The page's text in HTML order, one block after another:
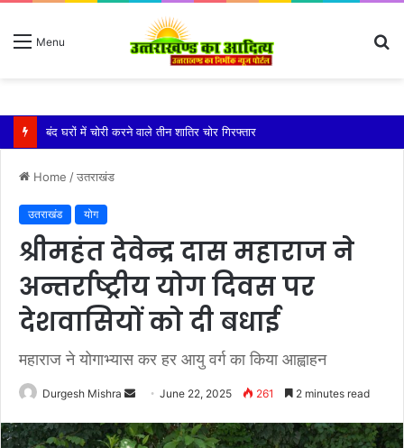
Menu
बारिश ने बढ़ाई दहशत, दरकने लगी जमीन, 10 परिवारों ने छोड़े घर
Home /उतराखंड
उतराखंड योग
श्रीमहंत देवेन्द्र दास महाराज ने
अन्तर्राष्ट्रीय योग दिवस पर
देशवासियों को दी बधाई
महाराज ने योगाभ्यास कर हर आयु वर्ग का किया आह्वाहन
Durgesh Mishra
Send
email
June 22, 2025 261 2 minutes read